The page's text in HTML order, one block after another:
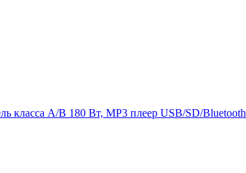
класса А/В 180 Вт, MP3 плеер USB/SD/Bluetooth